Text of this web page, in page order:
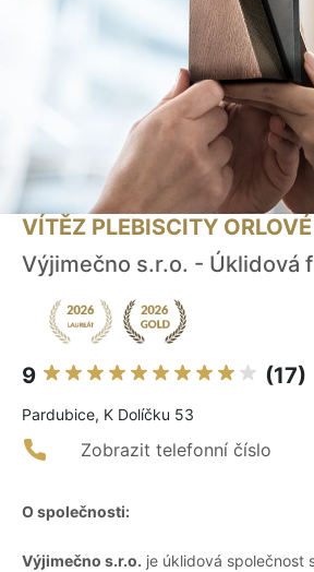
VÍTĚZ PLEBISCITY ORLOVÉ
Výjimečno s.r.o. - Úklidová
9 (17)
Pardubice, K Dolíčku 53
Zobrazit telefonní číslo
O společnosti:
Výjimečno s.r.o. je úklidová společnost